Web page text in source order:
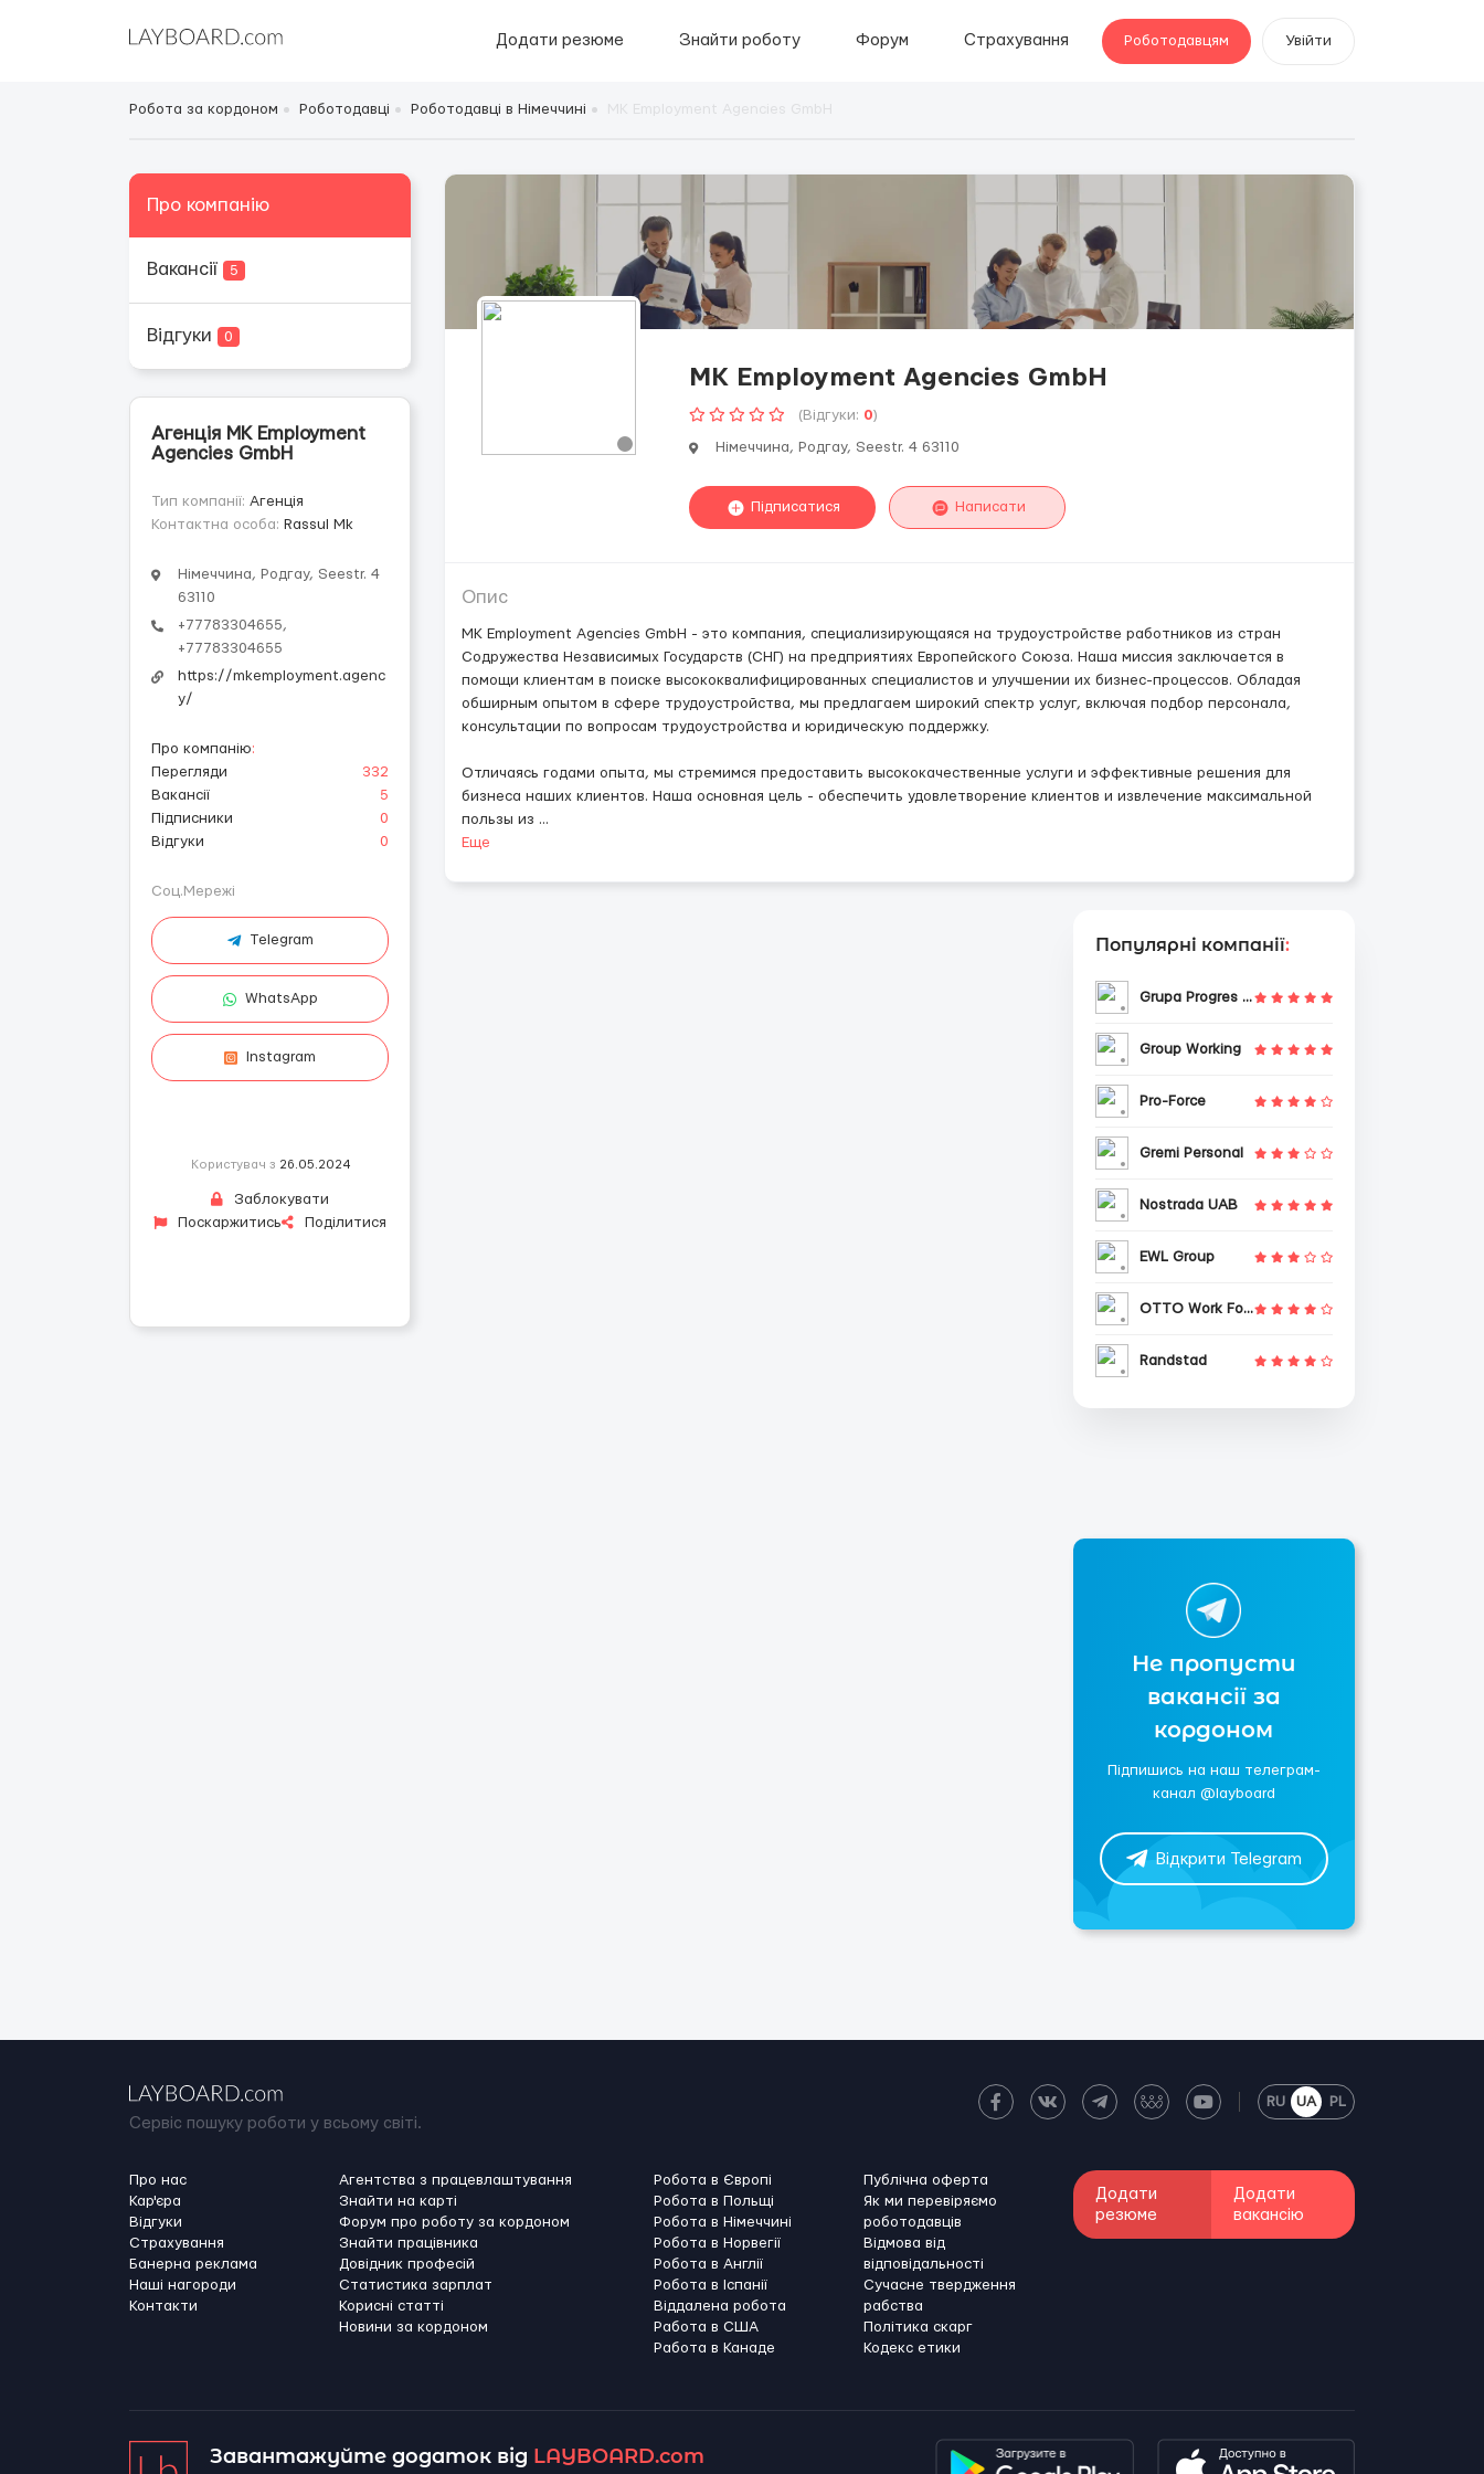
Додати резюме Знайти роботу Форум Страхування Роботодавцям Увійти
Робота за кордоном Роботодавці Роботодавці в Німеччині
Про компанію
Вакансії 5
Відгуки 0
Агенція MK Employmеnt
Agencies GmbН
Тип компанії: Агенція
Контактна особа: RassuI Mk
Німеччина, Родгау, Seestr. 4
63110
+77783304655,
+77783304655
https://mkemployment.agenc
y/
Про компанію:
Перегляди
332
Вакансії
5
Підписники
0
Відгуки
0
Соц.Мережі
Telegram
WhatsApp
Instagram
Користувач з 26.05.2024
Заблокувати
Поскаржитись
Поділитися
MK Employmеnt Agencies GmbН
(Відгуки: 0)
Німеччина, Родгау, Seestr. 4 63110
Підписатися Написати
Опис
MK Employment Agencies GmbH - это компания, специализирующаяся на трудоустройстве работников из стран
Содружества Независимых Государств (СНГ) на предприятиях Европейского Союза. Наша миссия заключается в
помощи клиентам в поиске высококвалифицированных специалистов и улучшении их бизнес-процессов. Обладая
обширным опытом в сфере трудоустройства, мы предлагаем широкий спектр услуг, включая подбор персонала,
консультации по вопросам трудоустройства и юридическую поддержку.
Отличаясь годами опыта, мы стремимся предоставить высококачественные услуги и эффективные решения для
бизнеса наших клиентов. Наша основная цель - обеспечить удовлетворение клиентов и извлечение максимальной
пользы из ...
Еще
Популярні компанії:
Grupa Progres Sp. z o.o.
Group Working
Pro-Force
Gremi Personal
Nostrada UAB
EWL Group
OTTO Work Force
Randstad
Не пропусти
вакансії за
кордоном
Підпишись на наш телеграм-
канал @layboard
Відкрити Telegram
Сервіс пошуку роботи у всьому світі.
RU UA PL
Про нас
Кар'єра
Відгуки
Страхування
Банерна реклама
Наші нагороди
Контакти
Агентства з працевлаштування
Знайти на карті
Форум про роботу за кордоном
Знайти працівника
Довідник професій
Статистика зарплат
Корисні статті
Новини за кордоном
Робота в Європі
Робота в Польщі
Робота в Німеччині
Робота в Норвегії
Робота в Англії
Робота в Іспанії
Віддалена робота
Работа в США
Работа в Канадe
Публічна оферта
Як ми перевіряємо
роботодавців
Відмова від
відповідальності
Сучасне твердження
рабства
Політика скарг
Кодекс етики
Додати
резюме
Додати
вакансію
Завантажуйте додаток від LAYBOARD.com